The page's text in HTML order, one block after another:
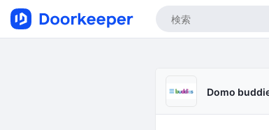
Domo